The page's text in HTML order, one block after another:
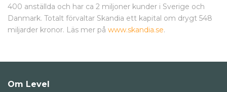
400 anställda och har ca 2 miljoner kunder i Sverige och
Danmark. Totalt förvaltar Skandia ett kapital om drygt 548
miljarder kronor. Läs mer på www.skandia.se.
Om Level